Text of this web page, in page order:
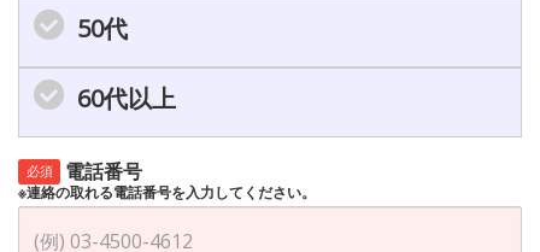
50代
60代以上
必須 電話番号
※連絡の取れる電話番号を入力してください。